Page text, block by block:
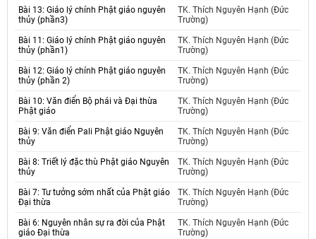
Bài 13: Giáo lý chính Phật giáo nguyên
thủy (phần3)
TK. Thích Nguyên Hạnh (Đức
Trường)
Bài 11: Giáo lý chính Phật giáo nguyên
thủy (phần1)
TK. Thích Nguyên Hạnh (Đức
Trường)
Bài 12: Giáo lý chính Phật giáo nguyên
thủy (phần 2)
TK. Thích Nguyên Hạnh (Đức
Trường)
Bài 10: Văn điển Bộ phái và Đại thừa
Phật giáo
TK. Thích Nguyên Hạnh (Đức
Trường)
Bài 9: Văn điển Pali Phật giáo Nguyên
thủy
TK. Thích Nguyên Hạnh (Đức
Trường)
Bài 8: Triết lý đặc thù Phật giáo Nguyên
thủy
TK. Thích Nguyên Hạnh (Đức
Trường)
Bài 7: Tư tưởng sớm nhất của Phật giáo
Đại thừa
TK. Thích Nguyên Hạnh (Đức
Trường)
Bài 6: Nguyên nhân sự ra đời của Phật
giáo Đại thừa
TK. Thích Nguyên Hạnh (Đức
Trường)